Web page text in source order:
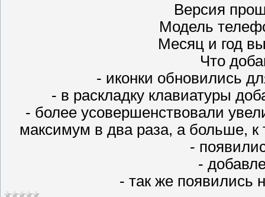
Версия
Модель
Месяц и год
Что
- иконки обновились
- в раскладку клавиатуры
- более усовершенствовали
максимум в два раза, а больше, к
-
-
- так же появились